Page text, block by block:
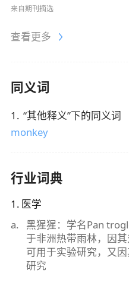
来自期刊摘选
查看更多
同义词
1 . “其他释义”下的同义词
monkey
行业词典
1 . 医学
a.
黑猩猩：学名Pan
于非洲热带雨林，因
可用于实验研究，又
研究